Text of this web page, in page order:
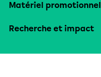
Matériel promotionnel
Recherche et impact